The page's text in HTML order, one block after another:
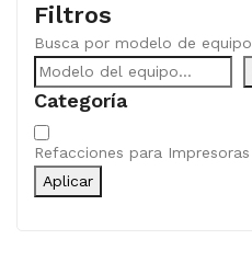
Filtros
Busca por modelo de equipo
Categoría
Categoría
Refacciones para Impresoras
Aplicar